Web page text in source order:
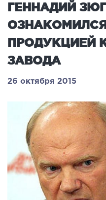
ГЕННАДИЙ
ПРОДУКЦИЕЙ
ЗАВОДА
26 октября 2015